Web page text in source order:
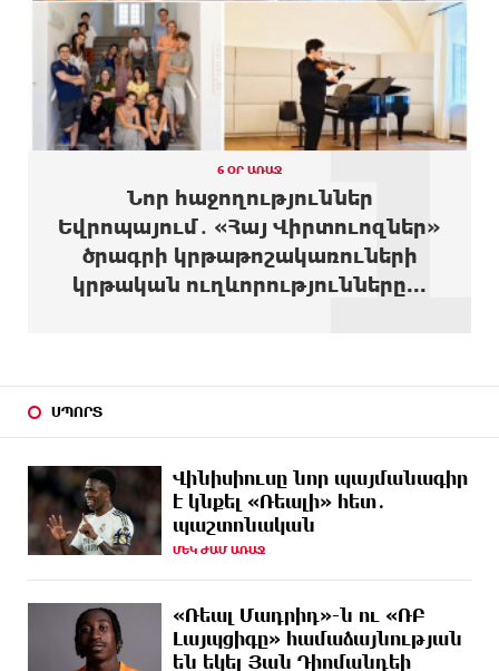
ԱՌԱՋ
Իրանը և Օմանը պլանավորում են փոխել
Հորմուզի նեղուցի նավագնացության
կառուցվածքը
25 ՐՈՊԵ
ԱՌԱՋ
8-ամյա Մոնթե Մուրադյանն ու Սյունե Քոսակյանը
հաղթահարել են Արարատի գագաթը
Վթար Լոռու մարզում․ փրկարարները վարորդին
ՄԵԿ ԺԱՄԵրևանում երթուղիների փոփոխություն կլինի
ԱՌԱՋ
մահվան մասին
Կաթողիկոսին
2 ԺԱՄ
ԱՌԱՋ
Ավտովթար՝ Կոտայքի մարզում. Զովունի-Եղվարդ
ճանապարհին բախվել են «Alfa Romeo»-ն
Արժևորվում է Շիրակի երգիծական
բանահյուսությունը
6 ՕՐ ԱՌԱՋ
Նոր հաջողություններ
Եվրոպայում․ «Հայ Վիրտուոզներ»
ծրագրի կրթաթոշակառուների
կրթական ուղևորությունները...
1
ՍՊՈՐՏ
Վինիսիուսը նոր պայմանագիր
է կնքել «Ռեալի» հետ․
պաշտոնական
ՄԵԿ ԺԱՄ ԱՌԱՋ
«Ռեալ Մադրիդ»-ն ու «ՌԲ
Լայպցիգը» համաձայնության
են եկել Յան Դիոմանդեի